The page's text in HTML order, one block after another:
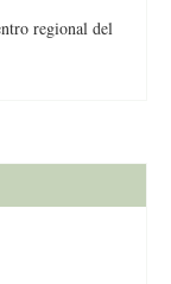
regional del